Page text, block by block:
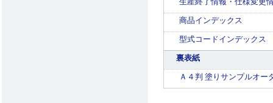
生産終了情報・仕様変更
商品インデックス
型式コードインデックス
裏表紙
Ａ４判 塗りサンプルオー